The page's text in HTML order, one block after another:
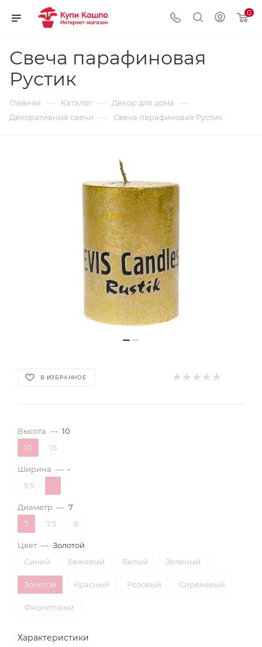
0
Свеча парафиновая
Рустик
Главная — Каталог — Декор для дома —
Декоративные свечи — Свеча парафиновая Рустик
В ИЗБРАННОЕ
Высота — 10
10
15
Ширина — -
5.5
-
Диаметр — 7
7
7.5 8
Цвет — Золотой
Синий
Бежевый Белый Зеленый
Золотой Красный Розовый Сиреневый
Фиолетовый
Характеристики